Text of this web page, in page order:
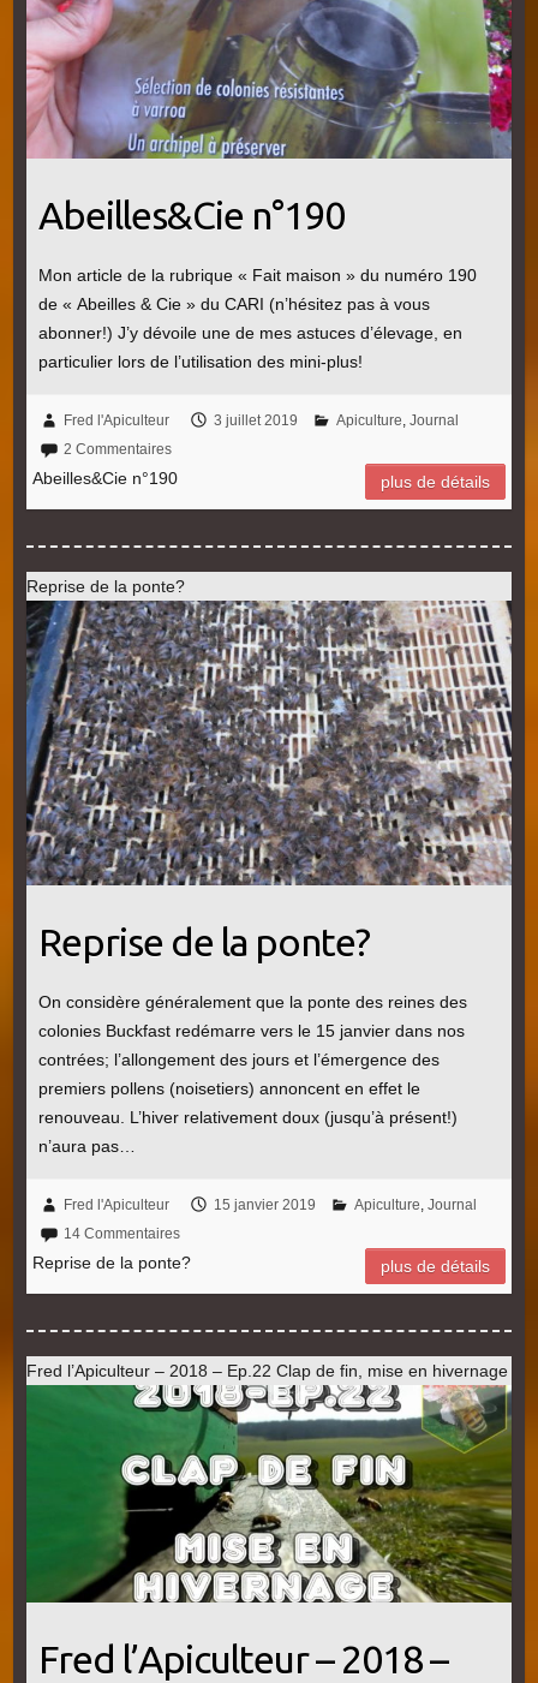
Abeilles&Cie n°190
Mon article de la rubrique « Fait maison » du numéro 190
de « Abeilles & Cie » du CARI (n’hésitez pas à vous
abonner!) J’y dévoile une de mes astuces d’élevage, en
particulier lors de l’utilisation des mini-plus!
Fred l'Apiculteur 3 juillet 2019 Apiculture, Journal
2 Commentaires
Abeilles&Cie n°190 plus de détails
Reprise de la ponte?
Reprise de la ponte?
On considère généralement que la ponte des reines des
colonies Buckfast redémarre vers le 15 janvier dans nos
contrées; l’allongement des jours et l’émergence des
premiers pollens (noisetiers) annoncent en effet le
renouveau. L’hiver relativement doux (jusqu’à présent!)
n’aura pas…
Fred l'Apiculteur 15 janvier 2019 Apiculture, Journal
14 Commentaires
Reprise de la ponte? plus de détails
Fred l’Apiculteur – 2018 – Ep.22 Clap de fin, mise en hivernage
Fred l’Apiculteur – 2018 –